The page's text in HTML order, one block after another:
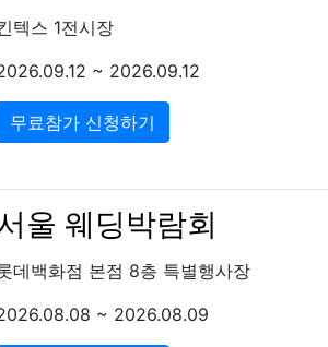
텍스 1전시장
~ 2026.09.12
무료참가 신청하기
울 웨딩박람회
데백화점 본점 8층 특별행사장
~ 2026.08.09